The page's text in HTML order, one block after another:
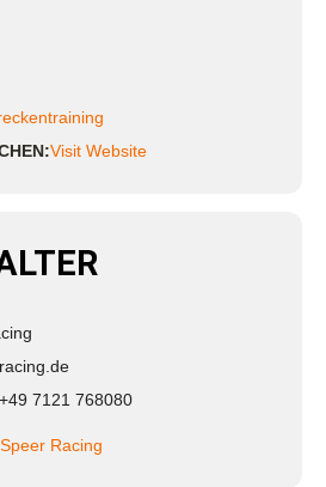
Visit Website
+49 7121 768080
Speer Racing